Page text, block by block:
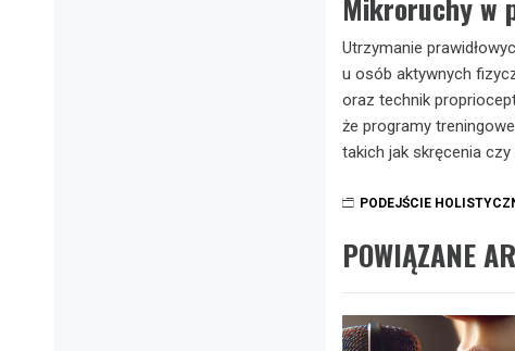
Utrzymanie
u osób aktywnych
oraz technik
że programy
takich jak skręcenia czy
PODEJŚCIE
POWIĄZANE